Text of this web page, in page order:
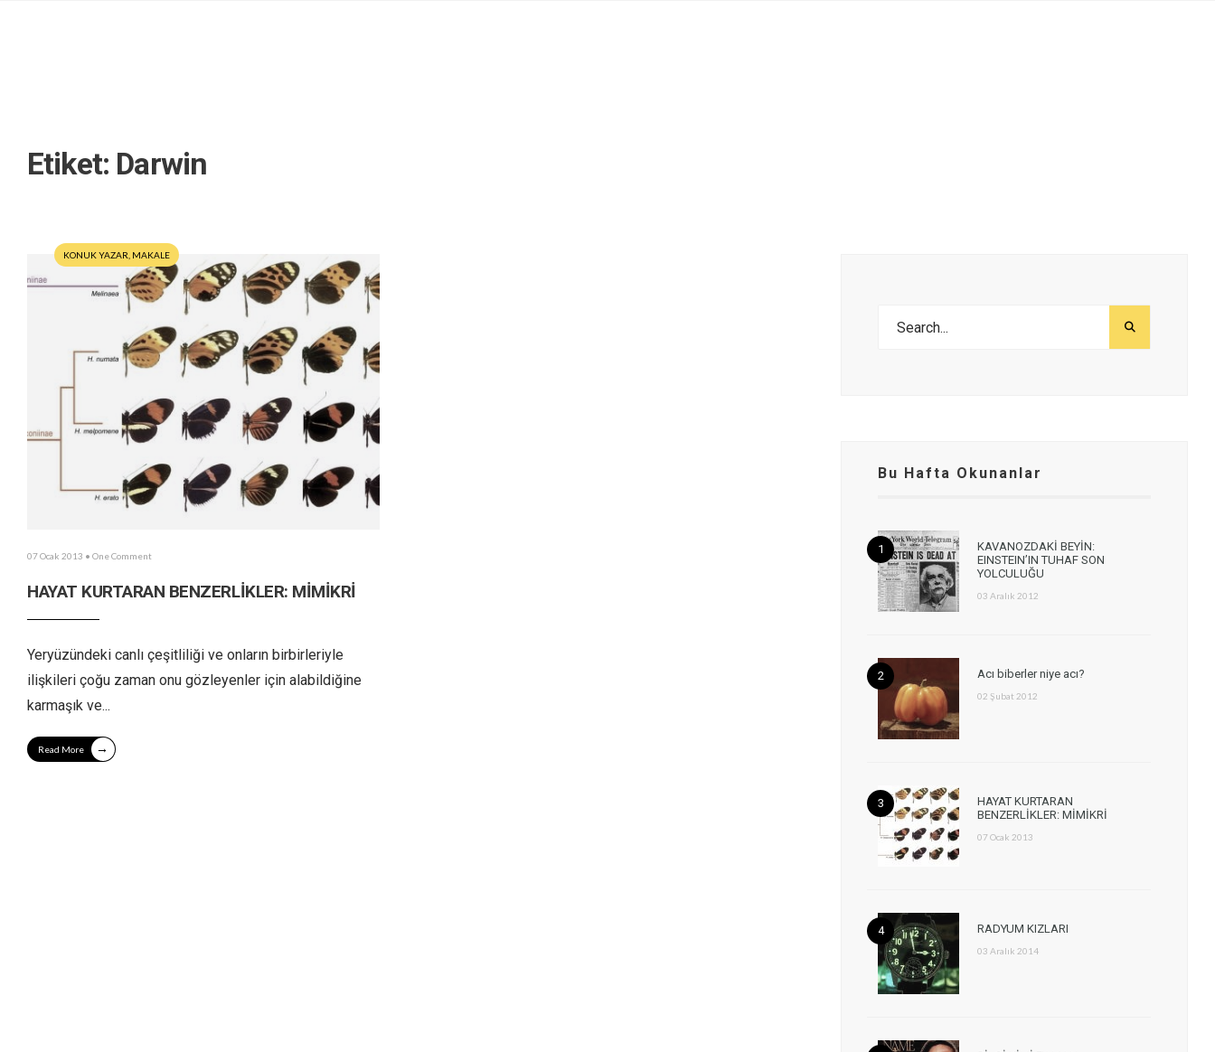
Etiket: Darwin
KONUK YAZAR MAKALE
07 Ocak 2013 • One Comment
HAYAT KURTARAN BENZERLİKLER: MİMİKRİ
Yeryüzündeki canlı çeşitliliği ve onların birbirleriyle
ilişkileri çoğu zaman onu gözleyenler için alabildiğine
karmaşık ve...
Read More →
Bu Hafta Okunanlar
KAVANOZDAKİ BEYİN:
EINSTEIN’IN TUHAF SON
YOLCULUĞU
03 Aralık 2012
Acı biberler niye acı?
02 Şubat 2012
HAYAT KURTARAN
BENZERLİKLER: MİMİKRİ
07 Ocak 2013
RADYUM KIZLARI
03 Aralık 2014